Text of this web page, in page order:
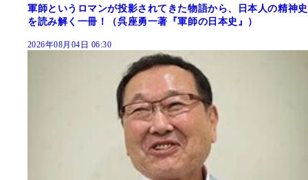
軍師というロマンが投影されてきた物語から、日本人の精神史
を読み解く一冊！（呉座勇一著『軍師の日本史』）
2026年08月04日 06:30